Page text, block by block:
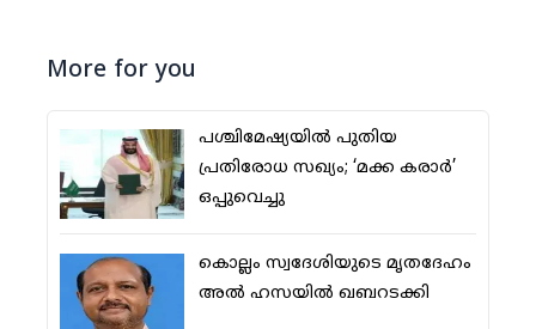
More for you
പശ്ചിമേഷ്യയില്‍ പുതിയ
പ്രതിരോധ സഖ്യം; ‘മക്ക കരാര്‍’
ഒപ്പുവെച്ചു
കൊല്ലം സ്വദേശിയുടെ മൃതദേഹം
അല്‍ ഹസയില്‍ ഖബറടക്കി